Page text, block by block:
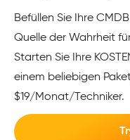
Befüllen Sie Ihre
Quelle der Wahrheit
Starten Sie Ihre
einem beliebigen
$19/Monat/Techniker.